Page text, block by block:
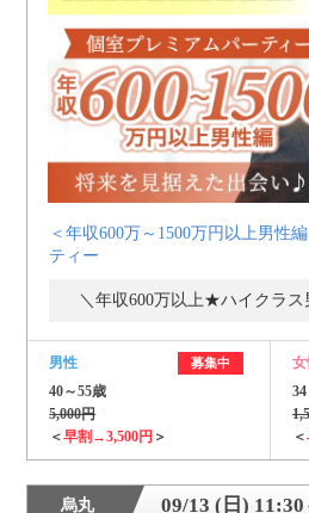
＜年収600万～1500万円以上男性
ティー
＼年収600万以上★ハイクラス
男性 募集中
40～55歳
5,000円
＜早割→3,500円 ＞
＜
烏丸 09/13 (日) 11:30